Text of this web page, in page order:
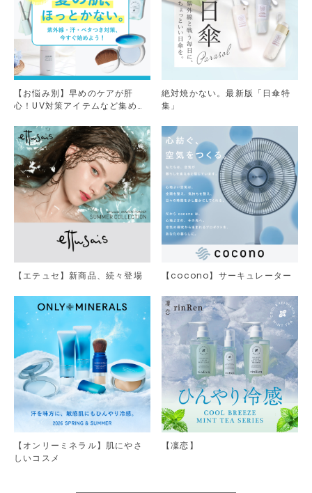
【お悩み別】早めのケアが肝
心！UV対策アイテムなど集めま
絶対焼かない。最新版「日傘特
集」
【エテュセ】新商品、続々登場 【cocono】サーキュレーター
【オンリーミネラル】肌にやさ
しいコスメ
【凜恋】